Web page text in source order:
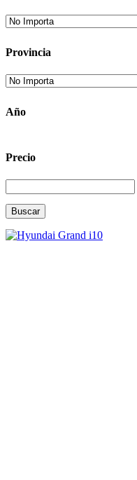
Provincia
Año
Precio
Buscar